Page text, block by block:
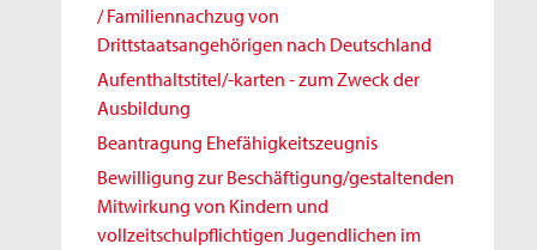
/ Familiennachzug von
Drittstaatsangehörigen nach Deutschland
Aufenthaltstitel/-karten - zum Zweck der
Ausbildung
Beantragung Ehefähigkeitszeugnis
Bewilligung zur Beschäftigung/gestaltenden
Mitwirkung von Kindern und
vollzeitschulpflichtigen Jugendlichen im